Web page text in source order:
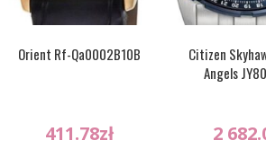
Orient Rf-Qa0002B10B
411.78zł
Citizen
Angels
2